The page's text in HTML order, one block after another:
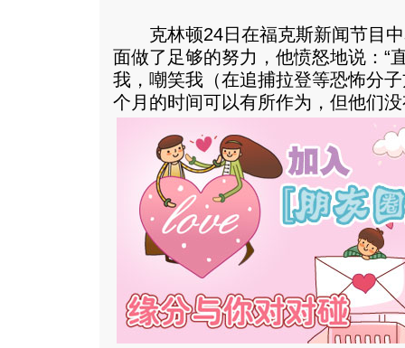
克林顿24日在福克斯新闻节目中
面做了足够的努力，他愤怒地说：“
我，嘲笑我（在追捕拉登等恐怖分
个月的时间可以有所作为，但他们